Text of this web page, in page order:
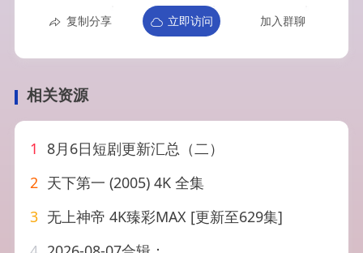
复制分享 立即访问 加入群聊
相关资源
1
8月6日短剧更新汇总（二）
2 天下第一 (2005) 4K 全集
3 无上神帝 4K臻彩MAX [更新至629集]